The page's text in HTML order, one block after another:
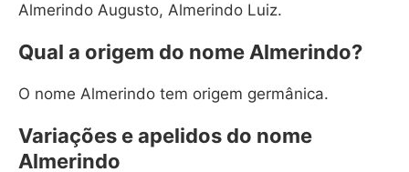
Almerindo Augusto, Almerindo Luiz.
Qual a origem do nome Almerindo?
O nome Almerindo tem origem germânica.
Variações e apelidos do nome
Almerindo